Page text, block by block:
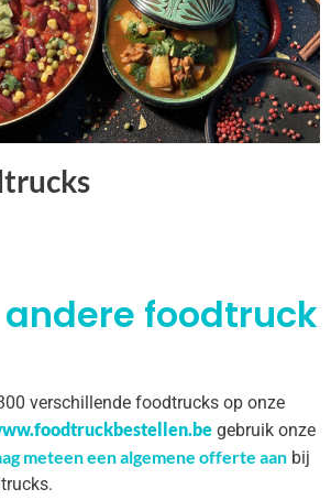
andere foodtruck
verschillende foodtrucks op onze
gebruik onze
meteen een algemene offerte aan bij